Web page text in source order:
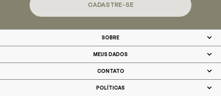
CADASTRE-SE
SOBRE
MEUS DADOS
CONTATO
POLÍTICAS